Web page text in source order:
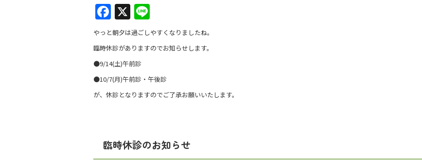
F
a
c
e
b
o
o
X
n
e
やっと朝夕は過ごしやすくなりましたね。
臨時休診がありますのでお知らせします。
●9/14(土)午前診
●10/7(月)午前診・午後診
が、休診となりますのでご了承お願いいたします。
臨時休診のお知らせ